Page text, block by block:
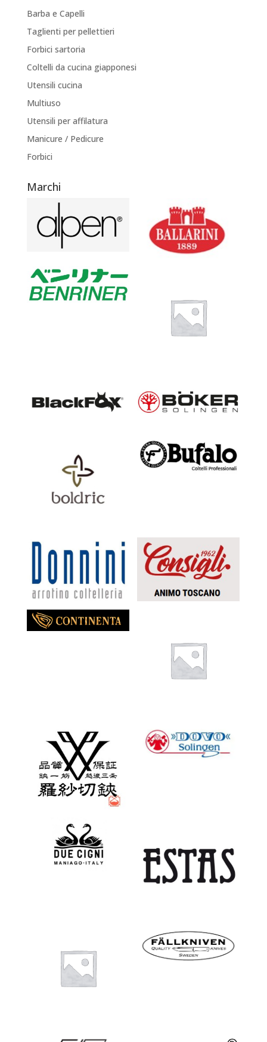
Barba e Capelli
Taglienti per pellettieri
Forbici sartoria
Coltelli da cucina giapponesi
Utensili cucina
Multiuso
Utensili per affilatura
Manicure / Pedicure
Forbici
Marchi